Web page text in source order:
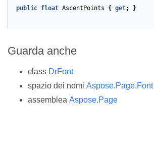
public float AscentPoints { get; }
Guarda anche
class DrFont
spazio dei nomi Aspose.Page.Font
assemblea Aspose.Page